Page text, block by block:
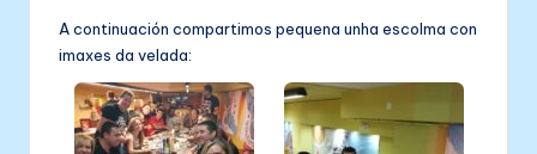
A continuación compartimos pequena unha escolma con
imaxes da velada: